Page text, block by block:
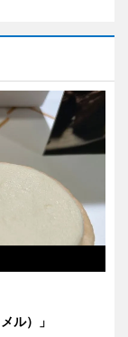
ル）」